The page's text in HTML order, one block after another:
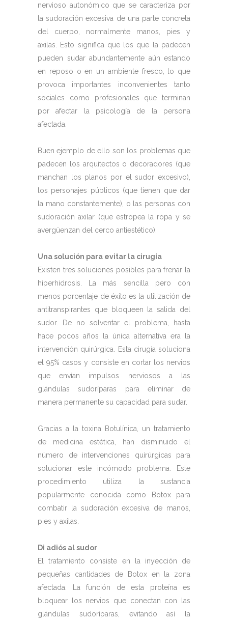
nervioso autonómico que se caracteriza por
la sudoración excesiva de una parte concreta
del cuerpo, normalmente manos, pies y
axilas. Esto significa que los que la padecen
pueden sudar abundantemente aún estando
en reposo o en un ambiente fresco, lo que
provoca importantes inconvenientes tanto
sociales como profesionales que terminan
por afectar la psicología de la persona
afectada.
Buen ejemplo de ello son los problemas que
padecen los arquitectos o decoradores (que
manchan los planos por el sudor excesivo),
los personajes públicos (que tienen que dar
la mano constantemente), o las personas con
sudoración axilar (que estropea la ropa y se
avergüenzan del cerco antiestético).
Una solución para evitar la cirugía
Existen tres soluciones posibles para frenar la
hiperhidrosis. La más sencilla pero con
menos porcentaje de éxito es la utilización de
antitranspirantes que bloqueen la salida del
sudor. De no solventar el problema, hasta
hace pocos años la única alternativa era la
intervención quirúrgica. Esta cirugía soluciona
el 95% casos y consiste en cortar los nervios
que envían impulsos nerviosos a las
glándulas sudoríparas para eliminar de
manera permanente su capacidad para sudar.
Gracias a la toxina Botulínica, un tratamiento
de medicina estética, han disminuido el
número de intervenciones quirúrgicas para
solucionar este incómodo problema. Este
procedimiento utiliza la sustancia
popularmente conocida como Botox para
combatir la sudoración excesiva de manos,
pies y axilas.
Di adiós al sudor
El tratamiento consiste en la inyección de
pequeñas cantidades de Botox en la zona
afectada. La función de esta proteína es
bloquear los nervios que conectan con las
glándulas sudoríparas, evitando así la